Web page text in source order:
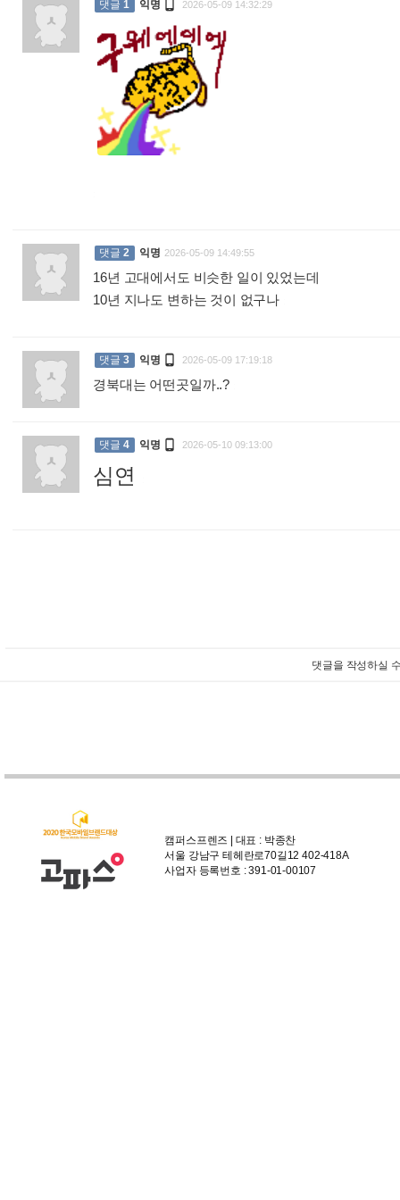
댓글 1 익명  2026-05-09 14:32:29
댓글 2 익명 2026-05-09 14:49:55
16년 고대에서도 비슷한 일이 있었는데
10년 지나도 변하는 것이 없구나
댓글 3 익명  2026-05-09 17:19:18
경북대는 어떤곳일까..?
댓글 4 익명  2026-05-10 09:13:00
심연
댓글을 작성하실
캠퍼스프렌즈 | 대표 : 박종찬
서울 강남구 테헤란로70길12 402-418A
사업자 등록번호 : 391-01-00107